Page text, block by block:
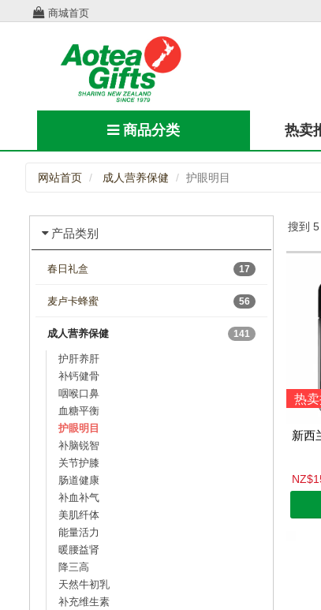
商城首页
商品分类 热卖
网站首页 成人营养保健 护眼明目
产品类别
17
春日礼盒
56
麦卢卡蜂蜜
141
成人营养保健
护肝养肝
补钙健骨
咽喉口鼻
血糖平衡
护眼明目
补脑锐智
关节护膝
肠道健康
补血补气
美肌纤体
能量活力
暖腰益肾
降三高
天然牛初乳
补充维生素
搜到
热
新西